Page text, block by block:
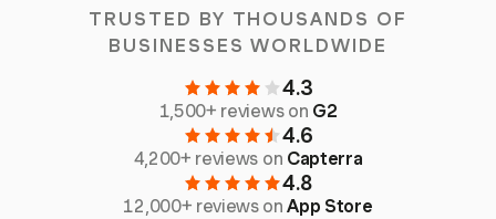
TRUSTED BY THOUSANDS OF
BUSINESSES WORLDWIDE
4.3
1,500+ reviews on G2
4.6
4,200+ reviews on Capterra
4.8
12,000+ reviews onApp Store